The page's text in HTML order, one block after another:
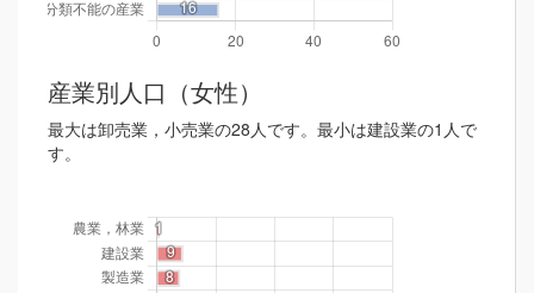
産業別人口（女性）
最大は卸売業，小売業の28人です。最小は建設業の1人で
す。